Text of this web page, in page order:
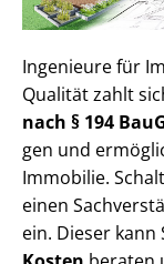
Ingenieure für
Qualität zahlt
nach § 194
gen und
Immobilie.
einen
ein. Dieser kann